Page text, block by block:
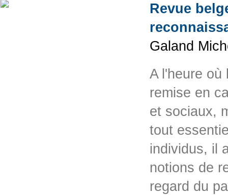
Revue
Galand
A l'heure où
remise en
et sociaux,
tout
individus, il
notions de
regard du